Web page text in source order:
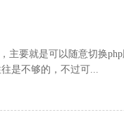
主要就是可以随意切换
是不够的，不过可...